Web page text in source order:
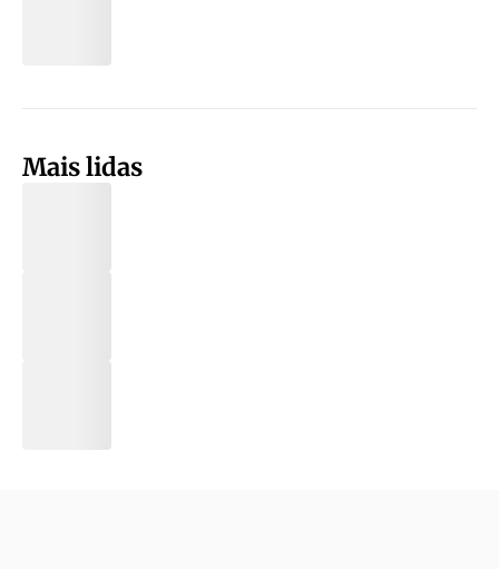
Mais lidas